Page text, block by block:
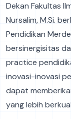
Dekan Fakultas
Nursalim, M.Si.
Pendidikan
bersinergisitas
practice
inovasi-inovasi
dapat
yang lebih